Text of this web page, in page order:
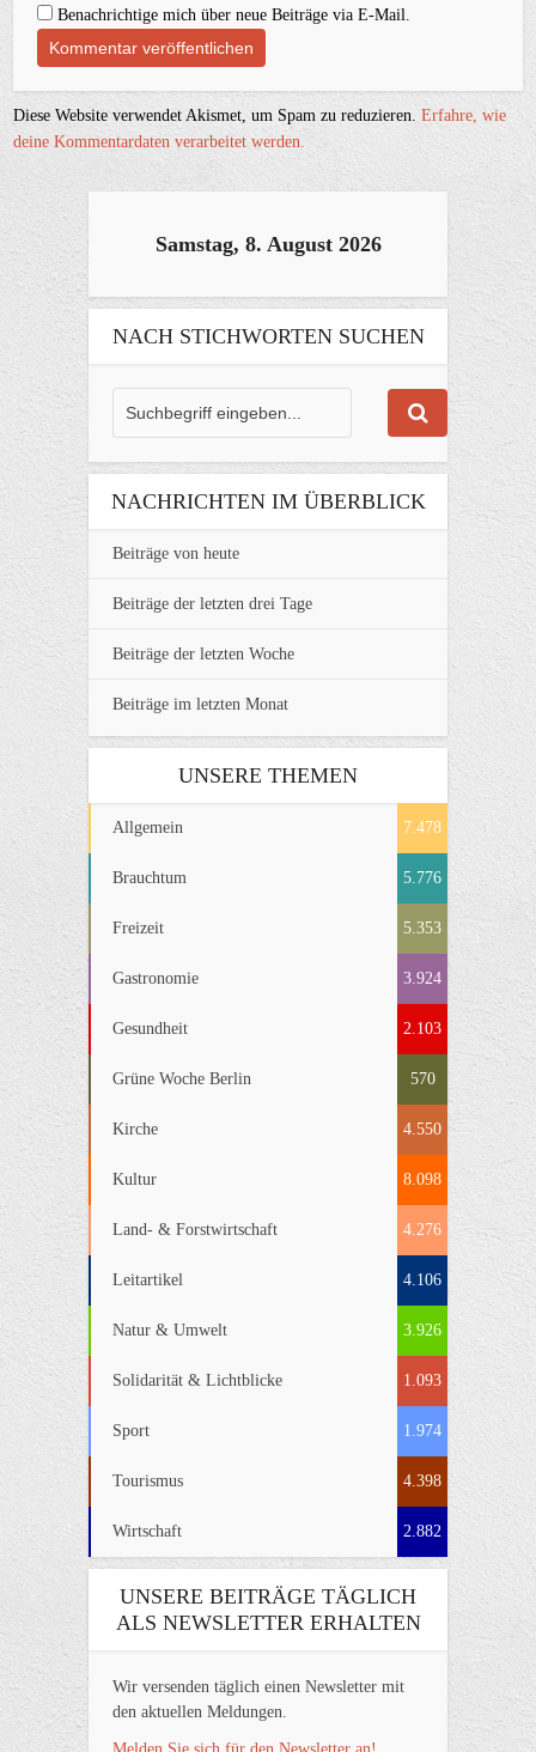
Benachrichtige mich über neue Beiträge via E-Mail.
Diese Website verwendet Akismet, um Spam zu reduzieren.Erfahre, wie
deine Kommentardaten verarbeitet werden.
Samstag, 8. August 2026
NACH STICHWORTEN SUCHEN
NACHRICHTEN IM ÜBERBLICK
Beiträge von heute
Beiträge der letzten drei Tage
Beiträge der letzten Woche
Beiträge im letzten Monat
UNSERE THEMEN
Allgemein 7.478
Brauchtum 5.776
Freizeit 5.353
Gastronomie 3.924
Gesundheit 2.103
Grüne Woche Berlin 570
Kirche 4.550
Kultur 8.098
Land- & Forstwirtschaft 4.276
Leitartikel 4.106
Natur & Umwelt 3.926
Solidarität & Lichtblicke 1.093
Sport 1.974
Tourismus 4.398
Wirtschaft 2.882
UNSERE BEITRÄGE TÄGLICH
ALS NEWSLETTER ERHALTEN
Wir versenden täglich einen Newsletter mit
den aktuellen Meldungen.